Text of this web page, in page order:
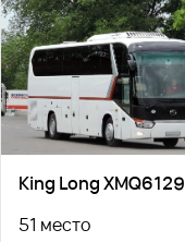
King Long XMQ6129
51 место